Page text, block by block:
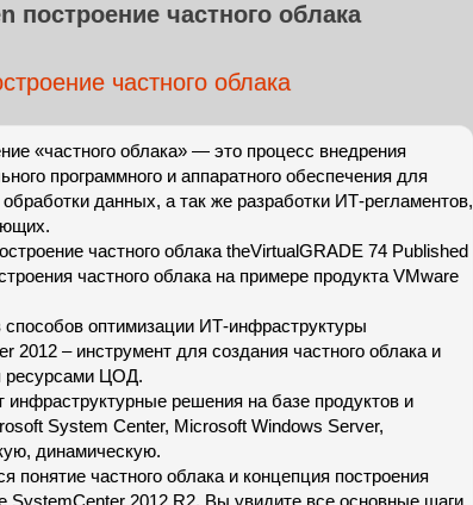
построение частного облака
частного облака
«частного облака» — это процесс внедрения
программного и аппаратного обеспечения для
обработки данных, а так же разработки ИТ-регламентов,
частного облака theVirtualGRADE 74 Published
частного облака на примере продукта VMware
оптимизации ИТ-инфраструктуры
2012 – инструмент для создания частного облака и
ресурсами ЦОД.
инфраструктурные решения на базе продуктов и
System Center, Microsoft Windows Server,
динамическую.
понятие частного облака и концепция построения
SystemCenter 2012 R2. Вы увидите все основные шаги